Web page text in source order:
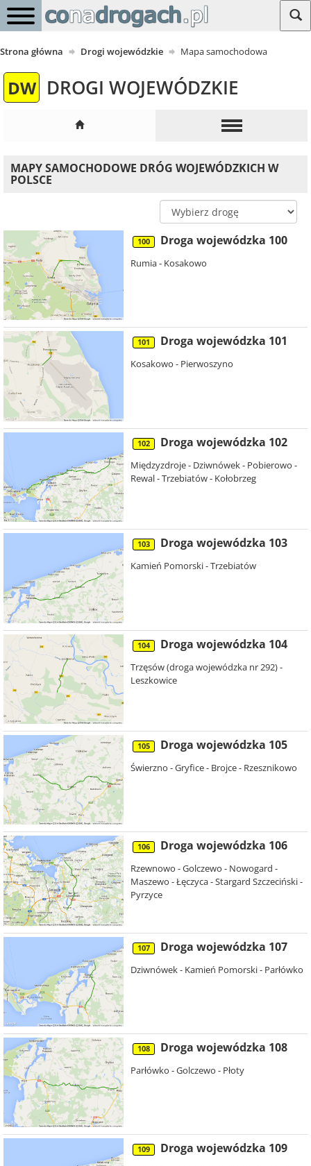
Strona główna Drogi wojewódzkie Mapa samochodowa
DW DROGI WOJEWÓDZKIE
MAPY SAMOCHODOWE DRÓG WOJEWÓDZKICH W
POLSCE
100 Droga wojewódzka 100
Rumia - Kosakowo
101 Droga wojewódzka 101
Kosakowo - Pierwoszyno
102 Droga wojewódzka 102
Międzyzdroje - Dziwnówek - Pobierowo -
Rewal - Trzebiatów - Kołobrzeg
103 Droga wojewódzka 103
Kamień Pomorski - Trzebiatów
104 Droga wojewódzka 104
Trzęsów (droga wojewódzka nr 292) -
Leszkowice
105 Droga wojewódzka 105
Świerzno - Gryfice - Brojce - Rzesznikowo
106 Droga wojewódzka 106
Rzewnowo - Golczewo - Nowogard -
Maszewo - Łęczyca - Stargard Szczeciński -
Pyrzyce
107 Droga wojewódzka 107
Dziwnówek - Kamień Pomorski - Parłówko
108 Droga wojewódzka 108
Parłówko - Golczewo - Płoty
109 Droga wojewódzka 109